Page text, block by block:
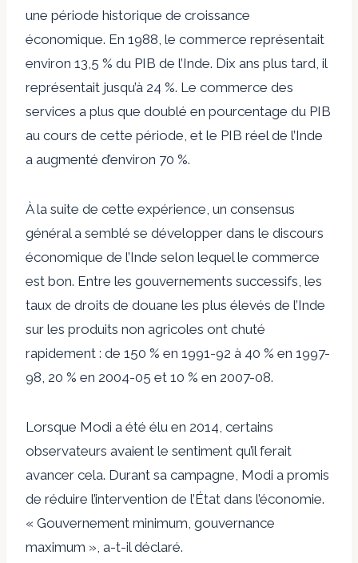
une période historique de croissance
économique. En 1988, le commerce représentait
environ 13,5 % du PIB de l’Inde. Dix ans plus tard, il
représentait jusqu’à 24 %. Le commerce des
services a plus que doublé en pourcentage du PIB
au cours de cette période, et le PIB réel de l’Inde
a augmenté d’environ 70 %.
À la suite de cette expérience, un consensus
général a semblé se développer dans le discours
économique de l’Inde selon lequel le commerce
est bon. Entre les gouvernements successifs, les
taux de droits de douane les plus élevés de l’Inde
sur les produits non agricoles ont chuté
rapidement : de 150 % en 1991-92 à 40 % en 1997-
98, 20 % en 2004-05 et 10 % en 2007-08.
Lorsque Modi a été élu en 2014, certains
observateurs avaient le sentiment qu’il ferait
avancer cela. Durant sa campagne, Modi a promis
de réduire l’intervention de l’État dans l’économie.
« Gouvernement minimum, gouvernance
maximum », a-t-il déclaré.